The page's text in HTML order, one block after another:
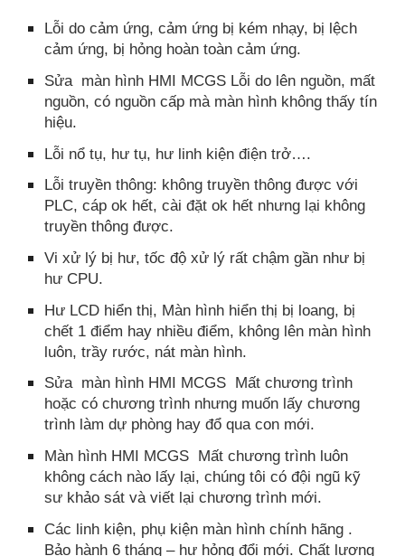
Lỗi do cảm ứng, cảm ứng bị kém nhạy, bị lệch
cảm ứng, bị hỏng hoàn toàn cảm ứng.
Sửa màn hình HMI MCGS Lỗi do lên nguồn, mất
nguồn, có nguồn cấp mà màn hình không thấy tín
hiệu.
Lỗi nổ tụ, hư tụ, hư linh kiện điện trở….
Lỗi truyền thông: không truyền thông được với
PLC, cáp ok hết, cài đặt ok hết nhưng lại không
truyền thông được.
Vi xử lý bị hư, tốc độ xử lý rất chậm gần như bị
hư CPU.
Hư LCD hiển thị, Màn hình hiển thị bị loang, bị
chết 1 điểm hay nhiều điểm, không lên màn hình
luôn, trầy rước, nát màn hình.
Sửa màn hình HMI MCGS Mất chương trình
hoặc có chương trình nhưng muốn lấy chương
trình làm dự phòng hay đổ qua con mới.
Màn hình HMI MCGS Mất chương trình luôn
không cách nào lấy lại, chúng tôi có đội ngũ kỹ
sư khảo sát và viết lại chương trình mới.
Các linh kiện, phụ kiện màn hình chính hãng .
Bảo hành 6 tháng – hư hỏng đổi mới. Chất lượng